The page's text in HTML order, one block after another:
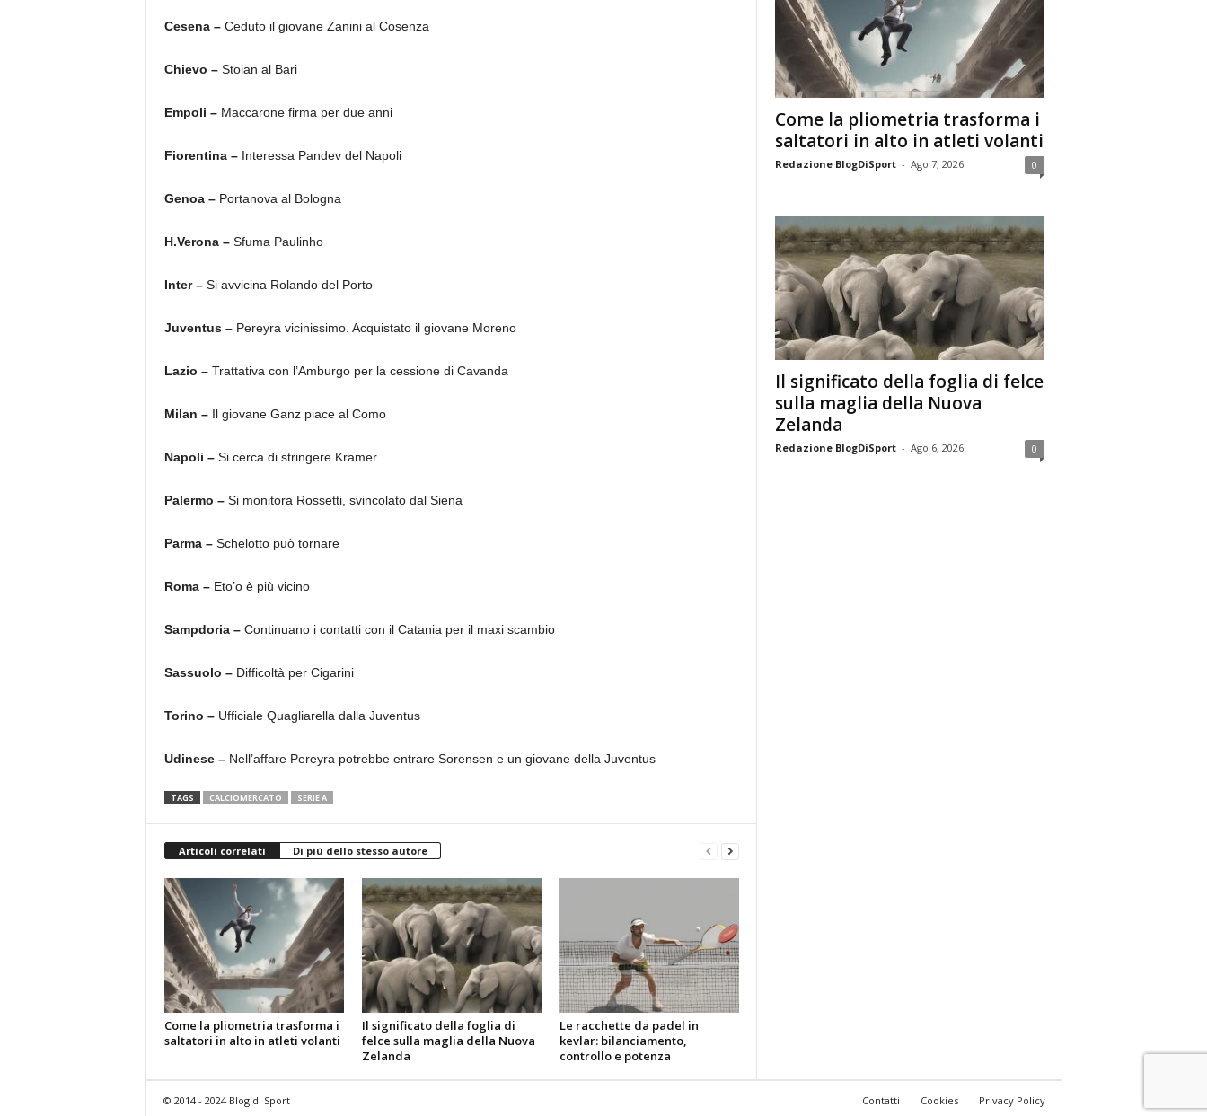
Cesena – Ceduto il giovane Zanini al Cosenza
Chievo – Stoian al Bari
Empoli – Maccarone firma per due anni
Fiorentina –Interessa Pandev del Napoli
Genoa –Portanova al Bologna
H.Verona – Sfuma Paulinho
Inter – Si avvicina Rolando del Porto
Juventus –Pereyra vicinissimo. Acquistato il giovane Moreno
Lazio – Trattativa con l’Amburgo per la cessione di Cavanda
Milan – Il giovane Ganz piace al Como
Napoli – Si cerca di stringere Kramer
Palermo –Si monitora Rossetti, svincolato dal Siena
Parma – Schelotto può tornare
Roma –Eto’o è più vicino
Sampdoria –Continuano i contatti con il Catania per il maxi scambio
Sassuolo – Difficoltà per Cigarini
Torino – Ufficiale Quagliarella dalla Juventus
Udinese –Nell’affare Pereyra potrebbe entrare Sorensen e un giovane della Juventus
TAGS CALCIOMERCATO SERIE A
Articoli correlati Di più dello stesso autore
Come la pliometria trasforma i
saltatori in alto in atleti volanti
Il significato della foglia di
felce sulla maglia della Nuova
Zelanda
Le racchette da padel in
kevlar: bilanciamento,
controllo e potenza
Come la pliometria trasforma i
saltatori in alto in atleti volanti
Redazione BlogDiSport - Ago 7, 2026 0
Il significato della foglia di felce
sulla maglia della Nuova
Zelanda
Redazione BlogDiSport - Ago 6, 2026 0
Contatti Cookies Privacy Policy
© 2014 - 2024 Blog di Sport